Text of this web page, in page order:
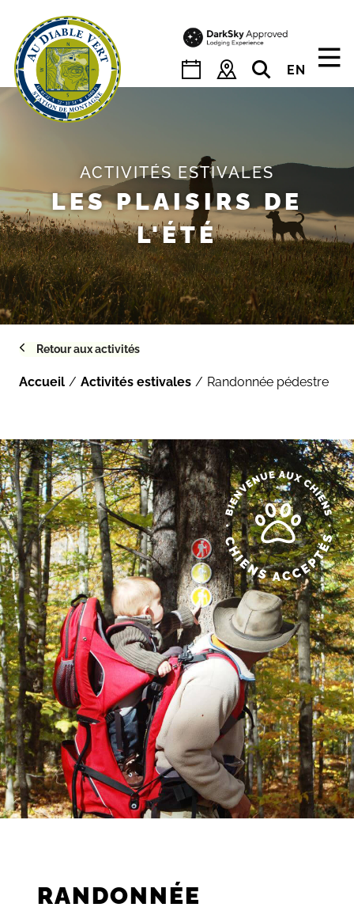
content
EN
ACTIVITÉS ESTIVALES
LES PLAISIRS DE
L'ÉTÉ
Retour aux activités
Accueil Activités estivales Randonnée pédestre
RANDONNÉE